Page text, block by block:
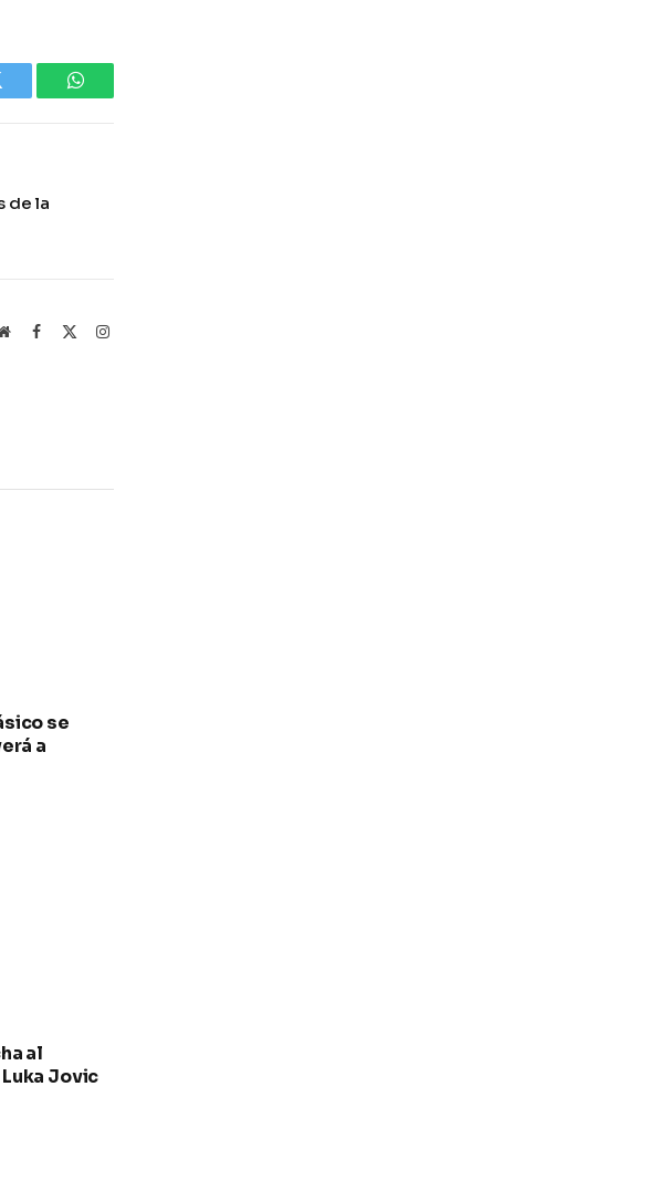
WhatsApp
de la
WebsiteFacebook Instagram
se
a
al
Jovic